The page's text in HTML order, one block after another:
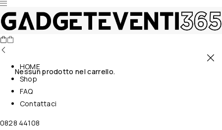
Nessun prodotto nel carrello.
HOME
Shop
FAQ
Contattaci
0828 44108